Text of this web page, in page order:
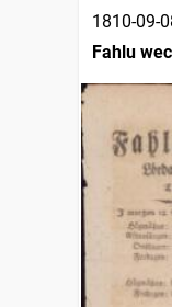
1810-09-
Fahlu